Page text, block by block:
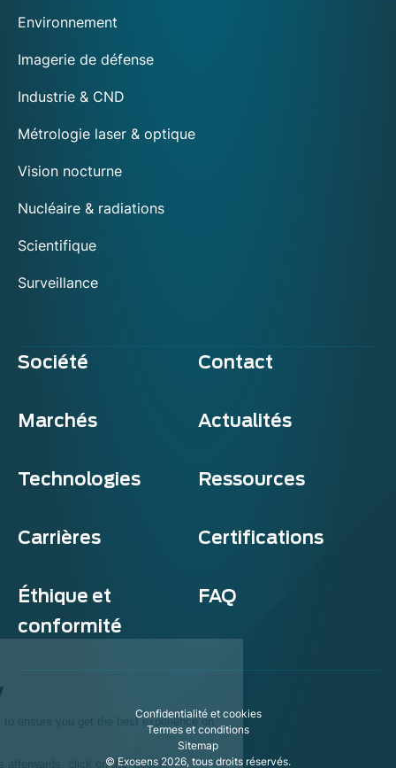
Environnement
Imagerie de défense
Industrie & CND
Métrologie laser & optique
Vision nocturne
Nucléaire & radiations
Scientifique
Surveillance
Société Contact
Marchés Actualités
Technologies Ressources
Carrières Certifications
Éthique et
conformité
FAQ
Confidentialité et cookies
Termes et conditions
Sitemap
© Exosens 2026, tous droits réservés.
This website uses cookies to ensure you get the best experience on
To modify your preferences afterwards, click on the 'Cookie